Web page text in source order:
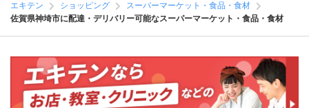
エキテン ショッピング
スーパーマーケット・食品・食材
佐賀県神埼市に配達・デリバリー可能なスーパーマーケット・食品・食材